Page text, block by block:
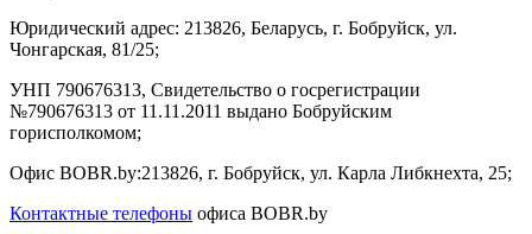
Юридический адрес: 213826, Беларусь, г. Бобруйск, ул.
Чонгарская, 81/25;
УНП 790676313, Свидетельство о госрегистрации
№790676313 от 11.11.2011 выдано Бобруйским
горисполкомом;
Офис BOBR.by:213826, г. Бобруйск, ул. Карла Либкнехта, 25;
Контактные телефоны офиса BOBR.by